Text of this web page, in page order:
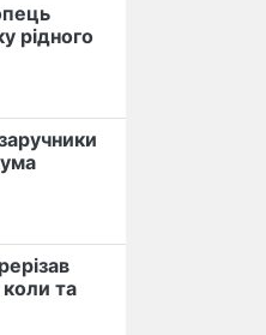
рідного
коли та